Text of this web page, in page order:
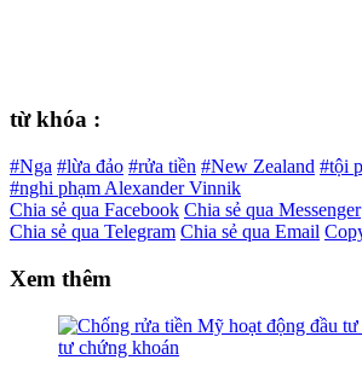
từ khóa :
#Nga #lừa đảo #rửa tiền #New Zealand #tội
#nghi phạm Alexander Vinnik
Chia sẻ qua Facebook Chia sẻ qua Messenger
Chia sẻ qua Telegram Chia sẻ qua Email
Xem thêm